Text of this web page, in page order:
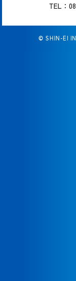
TEL：
©SHIN-EI